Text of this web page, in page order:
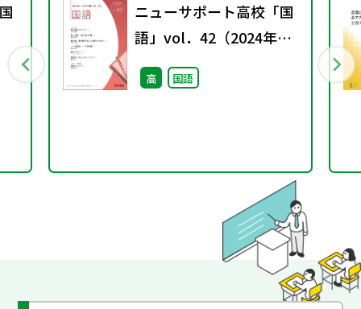
ニューサポート高校「国
語」vol．42（2024年秋
号）
高 国語